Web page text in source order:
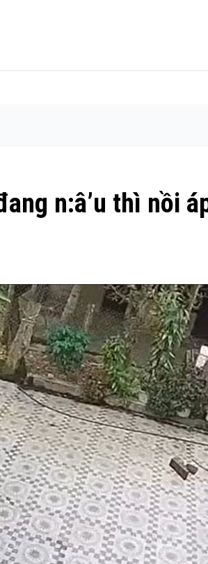
n:â’u thì nồi